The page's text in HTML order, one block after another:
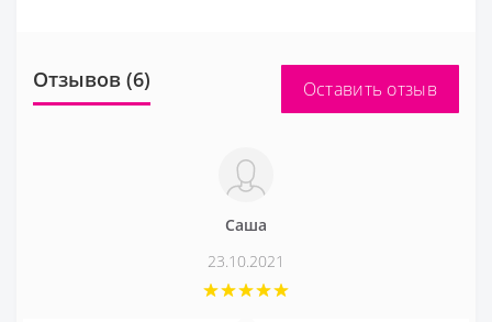
Отзывов (6) Оставить отзыв
Саша
23.10.2021